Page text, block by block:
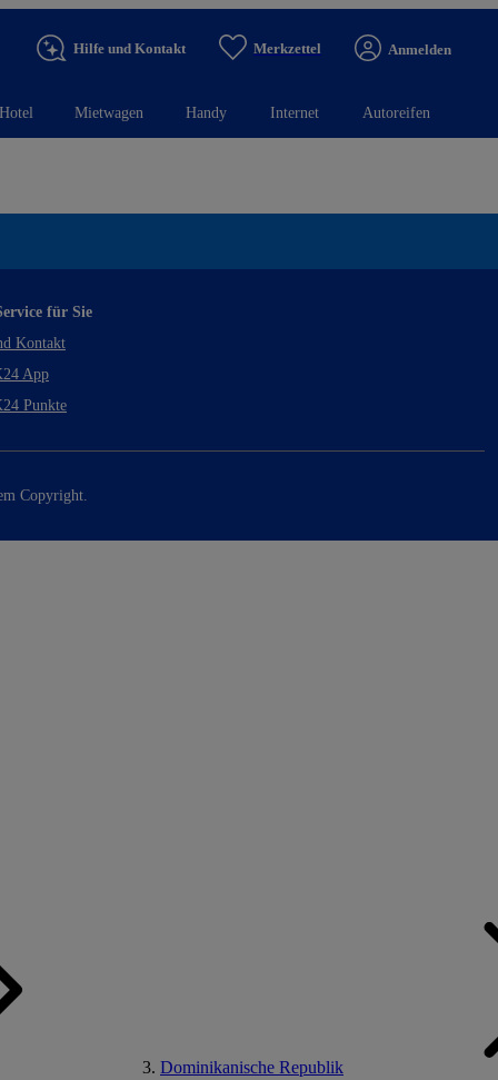
Hilfe und Kontakt Merkzettel Anmelden
Hotel Mietwagen Handy Internet Autoreifen
für Sie
Kontakt
App
Punkte
Copyright.
Dominikanische Republik